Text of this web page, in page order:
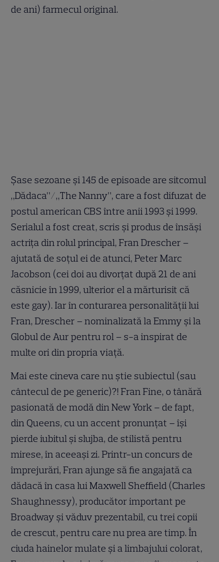
de ani) farmecul original.
Șase sezoane și 145 de episoade are sitcomul
„Dădaca”/„The Nanny”, care a fost difuzat de
postul american CBS între anii 1993 și 1999.
Serialul a fost creat, scris și produs de însăși
actrița din rolul principal, Fran Drescher –
ajutată de soțul ei de atunci, Peter Marc
Jacobson (cei doi au divorțat după 21 de ani
căsnicie în 1999, ulterior el a mărturisit că
este gay). Iar în conturarea personalității lui
Fran, Drescher – nominalizată la Emmy și la
Globul de Aur pentru rol – s-a inspirat de
multe ori din propria viață.
Mai este cineva care nu știe subiectul (sau
cântecul de pe generic)?! Fran Fine, o tânără
pasionată de modă din New York – de fapt,
din Queens, cu un accent pronunțat – își
pierde iubitul și slujba, de stilistă pentru
mirese, în aceeași zi. Printr-un concurs de
împrejurări, Fran ajunge să fie angajată ca
dădacă în casa lui Maxwell Sheffield (Charles
Shaughnessy), producător important pe
Broadway și văduv prezentabil, cu trei copii
de crescut, pentru care nu prea are timp. În
ciuda hainelor mulate și a limbajului colorat,